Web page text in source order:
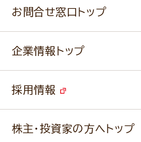
みなさまのレシピはこちら
ふっくらパンをつくりましょう
キャンペーン
ニップンの アマニ 業務用サイト
ベジカフェブランドサイト
お問合せ窓口トップ
改善事例
業務用商品のお問合せ
企業情報トップ
事業紹介
採用情報
株主・投資家の方へトップ